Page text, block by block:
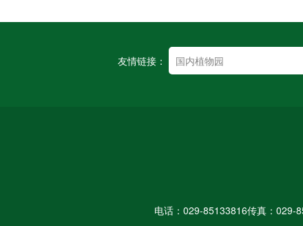
友情链接：
电话：029-85133816传真：029-